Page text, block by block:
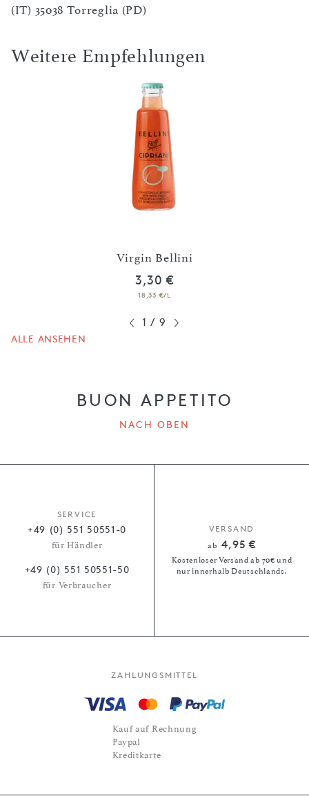
(IT) 35038 Torreglia (PD)
Weitere Empfehlungen
Virgin Bellini
3,30 €
18,33 €/L
1 / 9
ALLE ANSEHEN
BUON APPETITO
NACH OBEN
SERVICE
+49 (0) 551 50551-0
für Händler
+49 (0) 551 50551-50
für Verbraucher
VERSAND
ab 4,95 €
Kostenloser Versand ab 70€ und
nur innerhalb Deutschlands.
ZAHLUNGSMITTEL
Kauf auf Rechnung
Paypal
Kreditkarte